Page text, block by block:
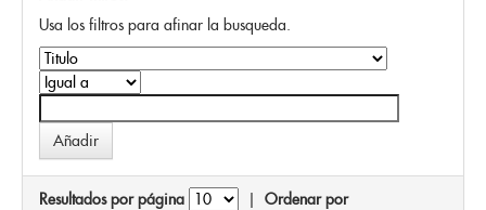
Usa los filtros para afinar la busqueda.
Resultados por página | Ordenar por